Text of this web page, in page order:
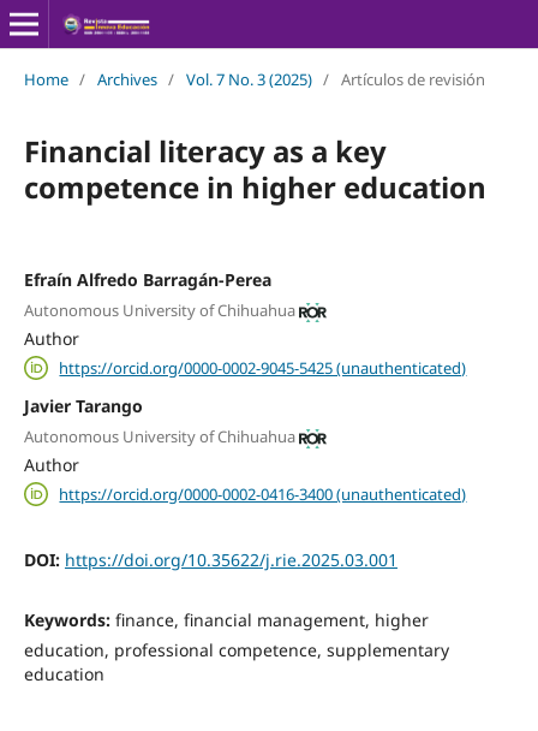
Home / Archives / Vol. 7 No. 3 (2025) / Artículos de revisión
Financial literacy as a key
competence in higher education
Efraín Alfredo Barragán-Perea
Autonomous University of Chihuahua
Author
https://orcid.org/0000-0002-9045-5425 (unauthenticated)
Javier Tarango
Autonomous University of Chihuahua
Author
https://orcid.org/0000-0002-0416-3400 (unauthenticated)
DOI: https://doi.org/10.35622/j.rie.2025.03.001
Keywords: finance, financial management, higher
education, professional competence, supplementary
education